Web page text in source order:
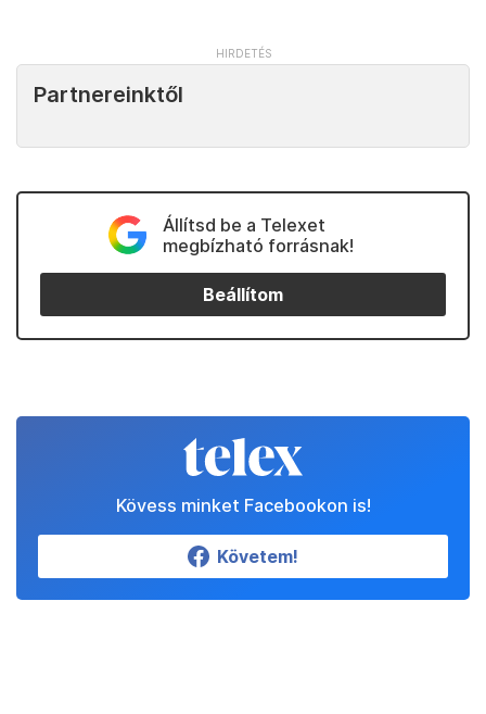
Partnereinktől
Állítsd be a Telexet
megbízható forrásnak!
Beállítom
Kövess minket Facebookon is!
Követem!